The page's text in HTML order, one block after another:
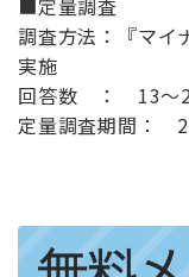
■定量調査
調査方法：『マイ
実施
回答数 ： 13〜
定量調査期間：